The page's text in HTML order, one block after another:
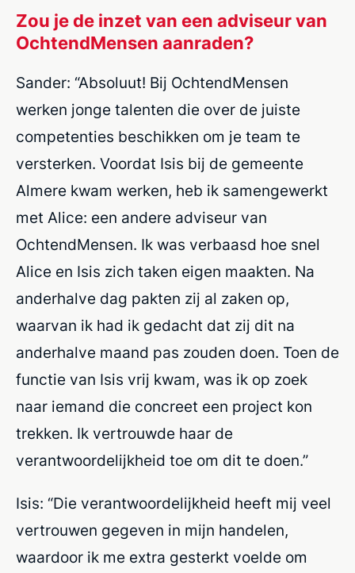
Zou je de inzet van een adviseur van
OchtendMensen aanraden?
Sander: “Absoluut! Bij OchtendMensen
werken jonge talenten die over de juiste
competenties beschikken om je team te
versterken. Voordat Isis bij de gemeente
Almere kwam werken, heb ik samengewerkt
met Alice: een andere adviseur van
OchtendMensen. Ik was verbaasd hoe snel
Alice en Isis zich taken eigen maakten. Na
anderhalve dag pakten zij al zaken op,
waarvan ik had ik gedacht dat zij dit na
anderhalve maand pas zouden doen. Toen de
functie van Isis vrij kwam, was ik op zoek
naar iemand die concreet een project kon
trekken. Ik vertrouwde haar de
verantwoordelijkheid toe om dit te doen.”
Isis: “Die verantwoordelijkheid heeft mij veel
vertrouwen gegeven in mijn handelen,
waardoor ik me extra gesterkt voelde om